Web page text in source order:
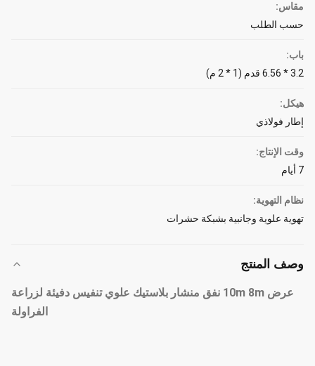
مقاس:
حسب الطلب
باب:
3.2 * 6.56 قدم (1 * 2 م)
هيكل:
إطار فولاذي
وقت الإنتاج:
7 أيام
نظام التهوية:
تهوية علوية وجانبية بشبكة حشرات
وصف المنتج
عرض 10m 8m نفق منشار بلاستيك علوي تنفيس دفيئة لزراعة
الفراولة